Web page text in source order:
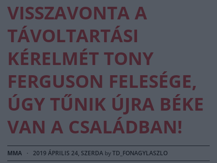
VISSZAVONTA A
TÁVOLTARTÁSI
KÉRELMÉT TONY
FERGUSON FELESÉGE,
ÚGY TŰNIK ÚJRA BÉKE
VAN A CSALÁDBAN!
MMA · 2019 ÁPRILIS 24, SZERDA byTD_FONAGYLASZLO